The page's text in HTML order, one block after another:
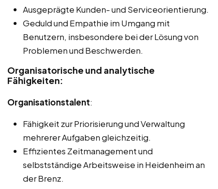
Ausgeprägte Kunden- und Serviceorientierung.
Geduld und Empathie im Umgang mit
Benutzern, insbesondere bei der Lösung von
Problemen und Beschwerden.
Organisatorische und analytische
Fähigkeiten:
Organisationstalent:
Fähigkeit zur Priorisierung und Verwaltung
mehrerer Aufgaben gleichzeitig.
Effizientes Zeitmanagement und
selbstständige Arbeitsweise in Heidenheim an
der Brenz.